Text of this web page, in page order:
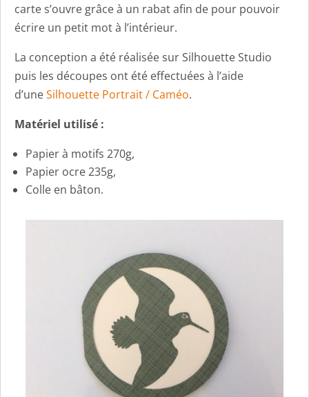
carte s’ouvre grâce à un rabat afin de pour pouvoir
écrire un petit mot à l’intérieur.
La conception a été réalisée sur Silhouette Studio
puis les découpes ont été effectuées à l’aide
d’uneSilhouette Portrait / Caméo.
Matériel utilisé :
Papier à motifs 270g,
Papier ocre 235g,
Colle en bâton.